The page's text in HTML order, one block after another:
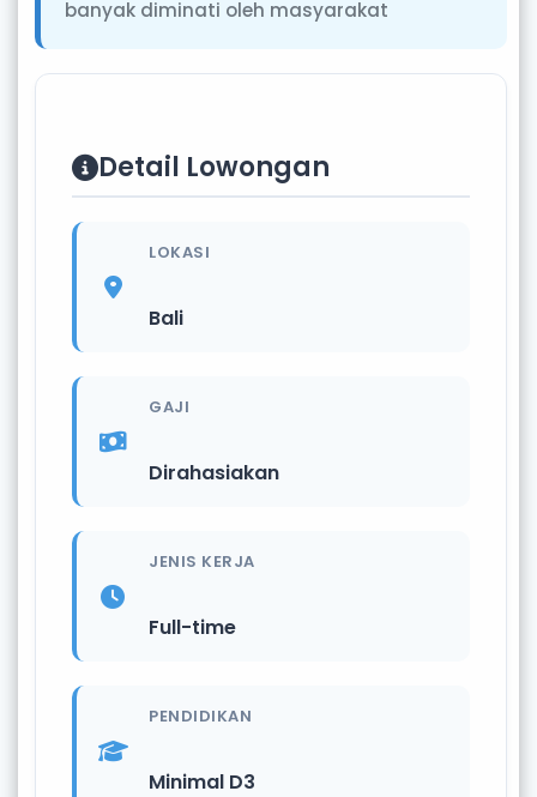
banyak diminati oleh masyarakat
Detail Lowongan
LOKASI
Bali
GAJI
Dirahasiakan
JENIS KERJA
Full-time
PENDIDIKAN
Minimal D3